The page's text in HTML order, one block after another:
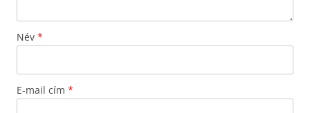
Név *
E-mail cím *